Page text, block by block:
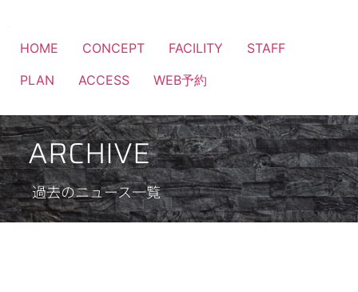
HOME CONCEPT FACILITY
STAFF
PLAN
ACCESS WEB予約
ARCHIVE
過去のニュース一覧